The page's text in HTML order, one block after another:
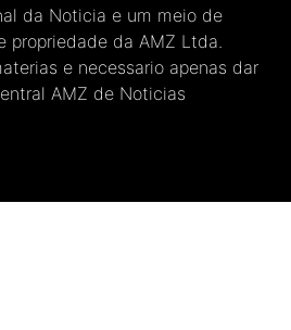
da Noticia e um meio de
propriedade da AMZ Ltda.
e necessario apenas dar
AMZ de Noticias